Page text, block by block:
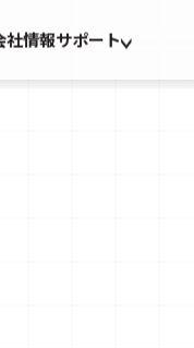
社情報サポート